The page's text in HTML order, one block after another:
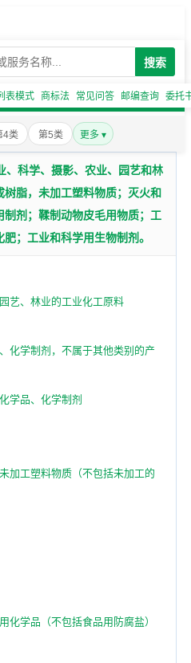
搜索
表模式 商标法 常见问答 邮编查询 委托
4类 第5类 更多 ▾
、科学、摄影、农业、园艺和林
脂，未加工塑料物质；灭火和
制剂；鞣制动物皮毛用物质；工
；工业和科学用生物制剂。
艺、林业的工业化工原料
化学制剂，不属于其他类别的产
学品、化学制剂
加工塑料物质（不包括未加工的
化学品（不包括食品用防腐盐）